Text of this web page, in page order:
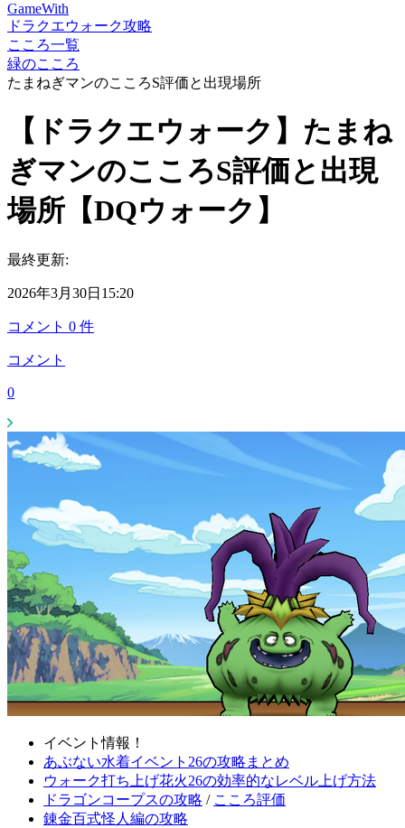
GameWith
ドラクエウォーク攻略
こころ一覧
緑のこころ
たまねぎマンのこころS評価と出現場所
【ドラクエウォーク】たまね
ぎマンのこころS評価と出現
場所【DQウォーク】
最終更新:
2026年3月30日15:20
コメント 0 件
コメント
0
イベント情報！
あぶない水着イベント26の攻略まとめ
ウォーク打ち上げ花火26の効率的なレベル上げ方法
ドラゴンコープスの攻略 / こころ評価
錬金百式怪人編の攻略